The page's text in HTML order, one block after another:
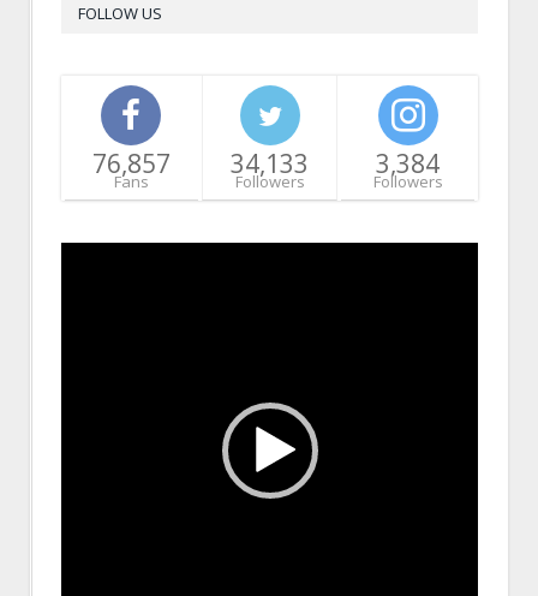
FOLLOW US
76,857
Fans
34,133
Followers
3,384
Followers